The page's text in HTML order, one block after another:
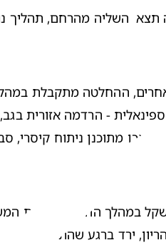
- הרדמה אזורית בגב,
ירד ברגע שהתינוק ייוולד.